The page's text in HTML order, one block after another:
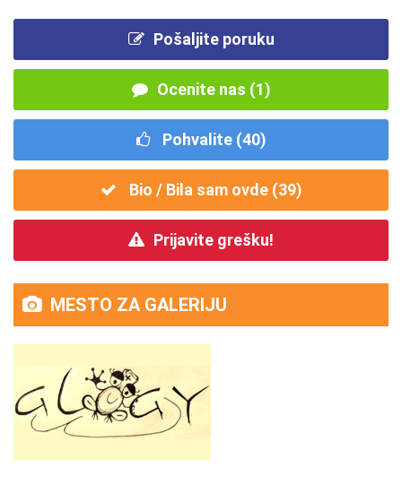
Pošaljite poruku
Ocenite nas (1)
Pohvalite (40)
Bio / Bila sam ovde (39)
Prijavite grešku!
MESTO ZA GALERIJU